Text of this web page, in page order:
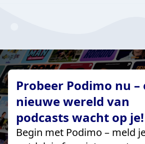
Probeer Podimo nu –
nieuwe wereld van
podcasts wacht op
Begin met Podimo – meld